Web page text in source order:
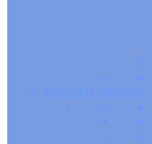
VOLONTARIATO